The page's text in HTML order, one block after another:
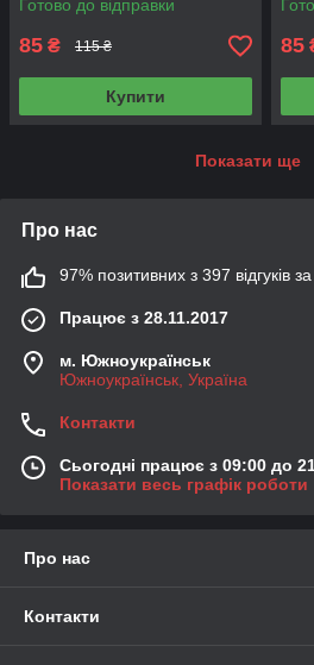
0190 червоні Т
Готово до відправки
85 ₴ 115 ₴
Купити
85
Показати ще
Про нас
97% позитивних з 397 відгуків за
Працює з 28.11.2017
м. Южноукраїнськ
Южноукраїнськ, Україна
Контакти
Сьогодні працює з 09:00 до
Показати весь графік роботи
Про нас
Контакти